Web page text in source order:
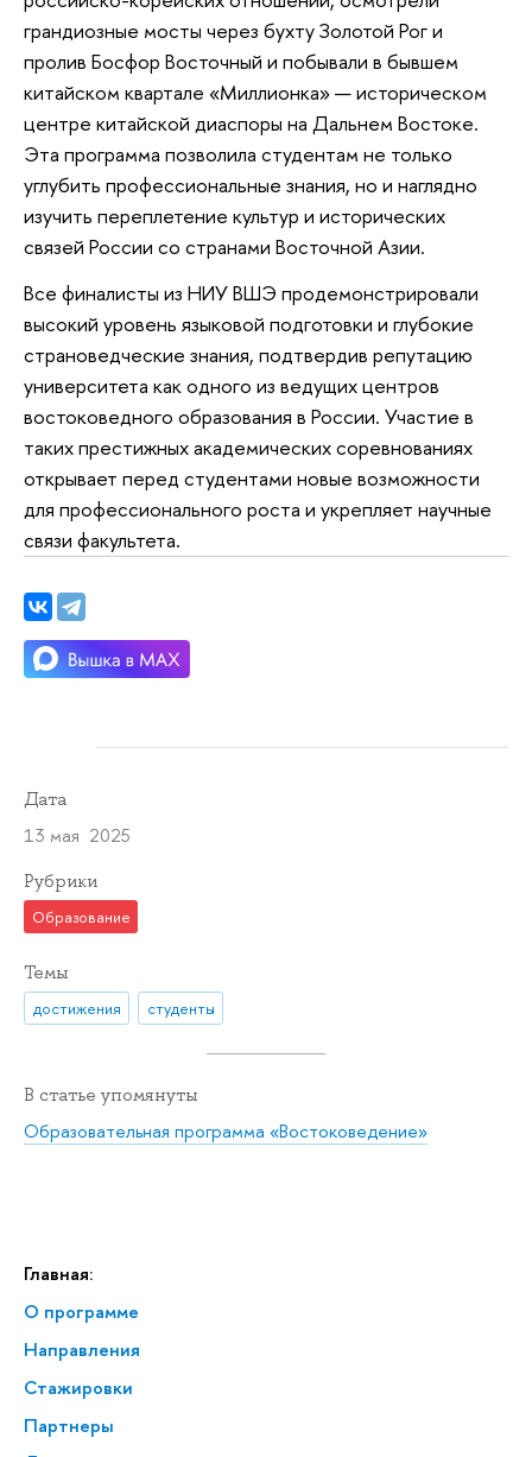
Главная:
О программе
Направления
Стажировки
Партнеры
грандиозные мосты через бухту Золотой Рог и
пролив Босфор Восточный и побывали в бывшем
китайском квартале «Миллионка» — историческом
центре китайской диаспоры на Дальнем Востоке.
Эта программа позволила студентам не только
углубить профессиональные знания, но и наглядно
изучить переплетение культур и исторических
связей России со странами Восточной Азии.
Все финалисты из НИУ ВШЭ продемонстрировали
высокий уровень языковой подготовки и глубокие
страноведческие знания, подтвердив репутацию
университета как одного из ведущих центров
востоковедного образования в России. Участие в
таких престижных академических соревнованиях
открывает перед студентами новые возможности
для профессионального роста и укрепляет научные
связи факультета.
Дата
13 мая 2025
Рубрики
Образование
Темы
достижения студенты
В статье упомянуты
Образовательная программа «Востоковедение»